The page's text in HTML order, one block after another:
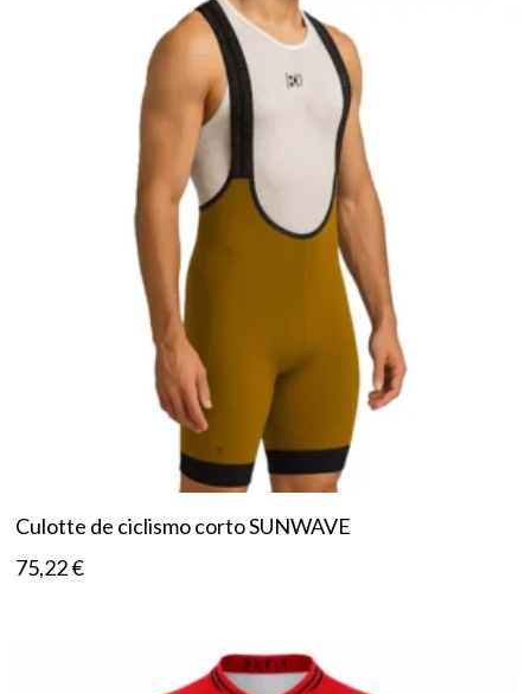
Culotte de ciclismo corto SUNWAVE
75,22€